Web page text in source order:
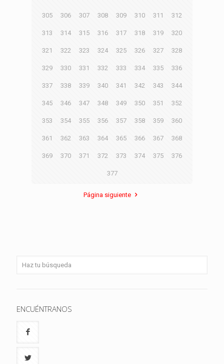
305 306 307 308 309 310 311 312
313 314 315 316 317 318 319 320
321 322 323 324 325 326 327 328
329 330 331 332 333 334 335 336
337 338 339 340 341 342 343 344
345 346 347 348 349 350 351 352
353 354 355 356 357 358 359 360
361 362 363 364 365 366 367 368
369 370 371 372 373 374 375 376
377
Página siguiente
ENCUÉNTRANOS